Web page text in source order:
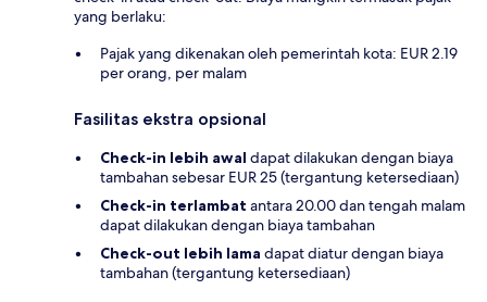
yang berlaku:
Pajak yang dikenakan oleh pemerintah kota: EUR 2.19
per orang, per malam
Fasilitas ekstra opsional
Check-in lebih awal dapat dilakukan dengan biaya
tambahan sebesar EUR 25 (tergantung ketersediaan)
Check-in terlambat antara 20.00 dan tengah malam
dapat dilakukan dengan biaya tambahan
Check-out lebih lama dapat diatur dengan biaya
tambahan (tergantung ketersediaan)